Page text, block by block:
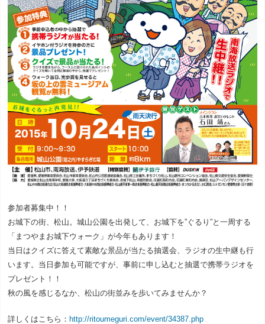
参加者募集中！！
お城下の街、松山。城山公園を出発して、お城下を”ぐるり”と一周する
「まつやまお城下ウォーク」が今年もあります！
当日はクイズに答えて素敵な景品が当たる抽選会、ラジオの生中継も行
います。当日参加も可能ですが、事前に申し込むと抽選で携帯ラジオを
プレゼント！！
秋の風を感じるなか、松山の街並みを歩いてみませんか？
詳しくはこちら：http://ritoumeguri.com/event/34387.php